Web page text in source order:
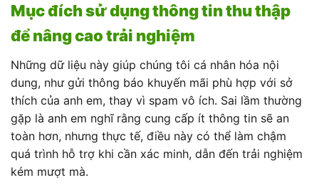
Mục đích sử dụng thông tin thu thập
để nâng cao trải nghiệm
Những dữ liệu này giúp chúng tôi cá nhân hóa nội
dung, như gửi thông báo khuyến mãi phù hợp với sở
thích của anh em, thay vì spam vô ích. Sai lầm thường
gặp là anh em nghĩ rằng cung cấp ít thông tin sẽ an
toàn hơn, nhưng thực tế, điều này có thể làm chậm
quá trình hỗ trợ khi cần xác minh, dẫn đến trải nghiệm
kém mượt mà.